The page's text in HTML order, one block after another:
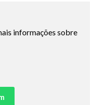
informações sobre